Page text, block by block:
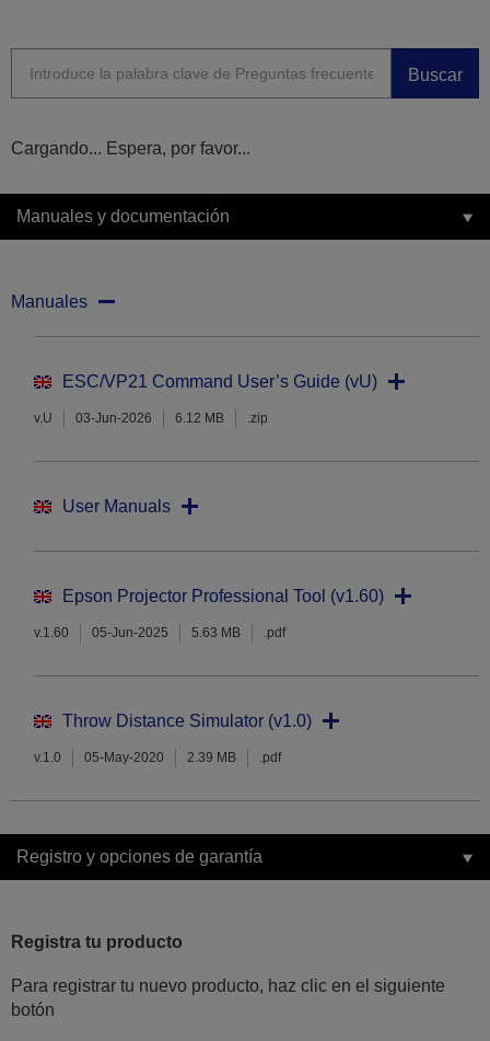
Buscar
Cargando... Espera, por favor...
Manuales y documentación
Manuales
ESC/VP21 Command User’s Guide (vU)
v.U 03-Jun-2026 6.12 MB .zip
User Manuals
Epson Projector Professional Tool (v1.60)
v.1.60 05-Jun-2025 5.63 MB .pdf
Throw Distance Simulator (v1.0)
v.1.0 05-May-2020 2.39 MB .pdf
Registro y opciones de garantía
Registra tu producto
Para registrar tu nuevo producto, haz clic en el siguiente
botón